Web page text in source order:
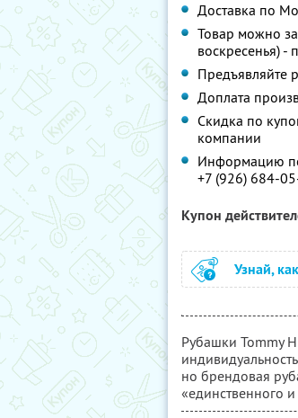
Доставка по
Товар можно
воскресенья) -
Предъявляйте
Доплата
Скидка по
компании
Информацию
+7 (926) 684-
Купон
Узнай,
Рубашки Tommy
но брендовая
«единственного